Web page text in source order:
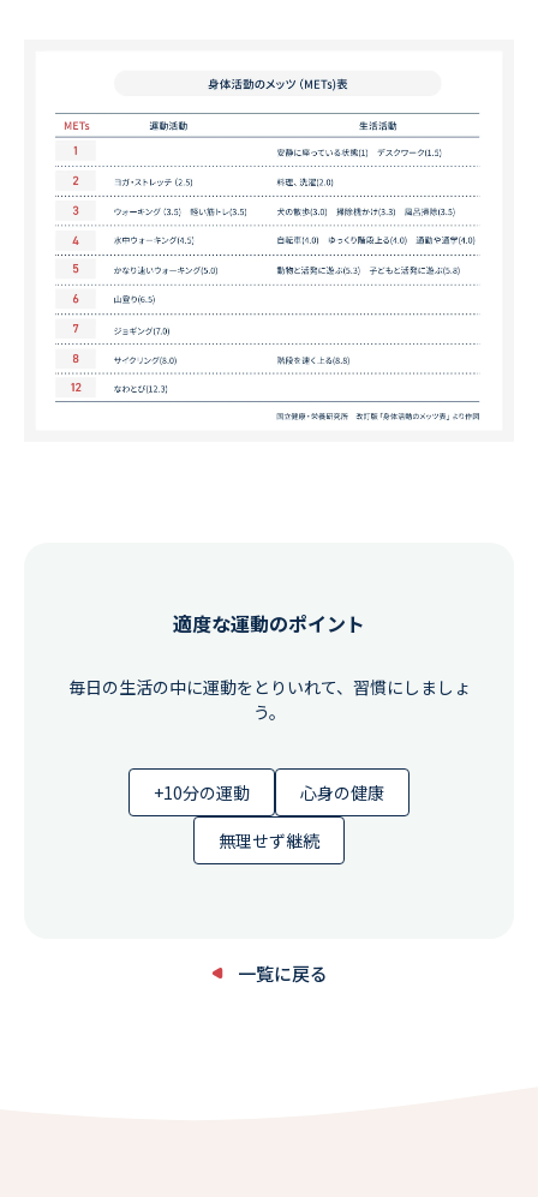
適度な運動のポイント
毎日の生活の中に運動をとりいれて、習慣にしましょ
う。
+10分の運動
心身の健康
無理せず継続
一覧に戻る